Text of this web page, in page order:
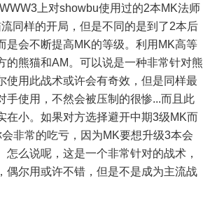
上对showbu使用过的2本MK法师
同样的开局，但是不同的是到了2本后
是会不断提高MK的等级。利用MK高等
的熊猫和AM。可以说是一种非常针对熊
使用此战术或许会有奇效，但是同样最
手使用，不然会被压制的很惨...而且此
在小。如果对方选择避开中期3级MK而
非常的吃亏，因为MK要想升级3本会
怎么说呢，这是一个非常针对的战术，
偶尔用或许不错，但是不是成为主流战